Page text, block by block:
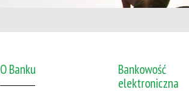
O Banku
Bankowość
elektroniczna